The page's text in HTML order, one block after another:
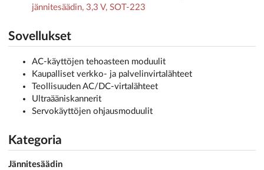
jännitesäädin, 3,3 V, SOT-223
Sovellukset
AC-käyttöjen tehoasteen moduulit
Kaupalliset verkko- ja palvelinvirtalähteet
Teollisuuden AC/DC-virtalähteet
Ultraääniskannerit
Servokäyttöjen ohjausmoduulit
Kategoria
Jännitesäädin